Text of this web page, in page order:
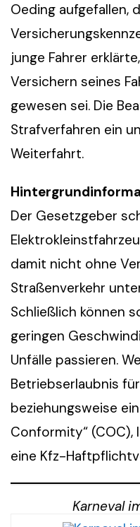
Oeding aufgefallen,
junge Fahrer
Versichern seines
gewesen sei. Die
Strafverfahren ein
Weiterfahrt.
Der Gesetzgeber
damit nicht ohne
Straßenverkehr
Schließlich können
geringen
Unfälle passieren.
Betriebserlaubnis
beziehungsweise
Conformity“ (COC),
eine Kfz-
Karneval